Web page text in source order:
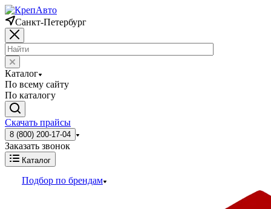
Санкт-Петербург
Каталог
По всему сайту
По каталогу
Скачать прайсы
8 (800) 200-17-04
Заказать звонок
Каталог
Подбор по брендам